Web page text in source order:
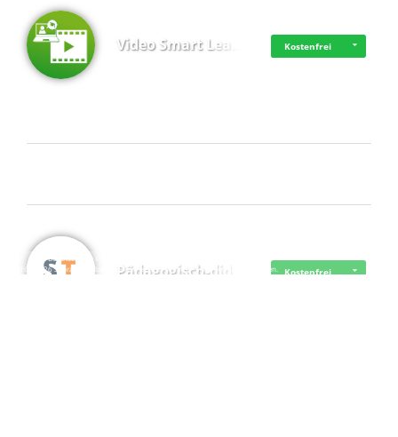
Video Smart Lea… Kostenfrei
Pädagogisch-did… Kostenfrei
· ·Datenschutz ·
© 2016 - 2026 SupraTix GmbH oder Partnergesellschaften - Alle Rechte vorbehalten.